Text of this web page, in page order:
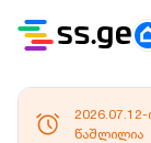
წაშლილია